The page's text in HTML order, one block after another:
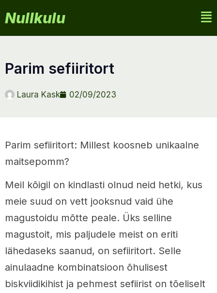
Nullkulu
parim sefiiritort
Laura Kask 02/09/2023
Parim sefiiritort: Millest koosneb unikaalne
maitsepomm?
Meil kõigil on kindlasti olnud neid hetki, kus
meie suud on vett jooksnud vaid ühe
magustoidu mõtte peale. Üks selline
magustoit, mis paljudele meist on eriti
lähedaseks saanud, on sefiiritort. Selle
ainulaadne kombinatsioon õhulisest
biskviidikihist ja pehmest sefiirist on tõeliselt